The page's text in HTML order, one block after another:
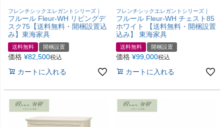
フレンチシックエレガントシリーズ｜
フルール Fleur-WH リビングデ
スク75【送料無料・開梱設置込
み】東海家具
送料無料 開梱設置
価格 ¥82,500税込
カートに入れる
フレンチシックエレガントシリーズ｜
フルール Fleur-WH チェスト85
ホワイト 【送料無料・開梱設置
込み】 東海家具
送料無料 開梱設置
価格 ¥99,000税込
カートに入れる